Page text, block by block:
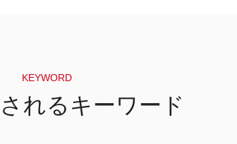
KEYWORD
れるキーワード